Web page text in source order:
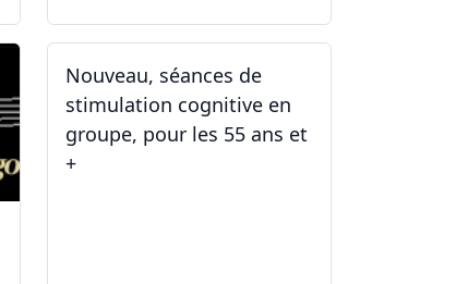
Nouveau, séances de
stimulation cognitive en
groupe, pour les 55 ans et
+